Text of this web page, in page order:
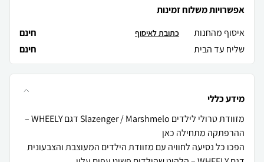
אפשרויות משלוח זמינות
איסוף מהחנות
חינם כתובת לאיסוף
שליח עד הבית חינם
מידע כללי
מזוודת טרולי לילדים Slazenger / Marshmelo דגם WHEELY –
הפכו כל נסיעה לחוויה עם מזוודת הילדים המעוצבת והצבעונית